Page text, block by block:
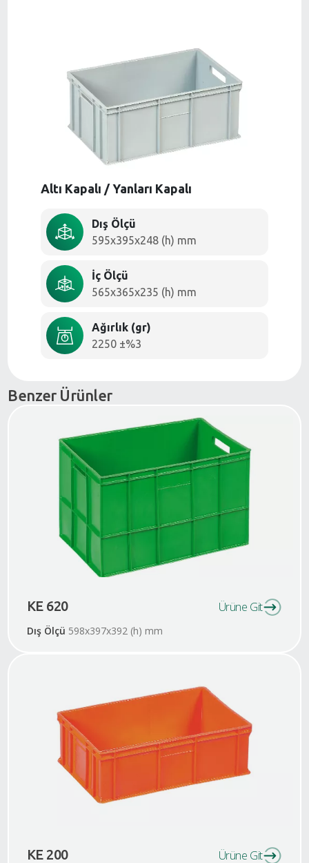
Altı Kapalı / Yanları Kapalı
Dış Ölçü
595x395x248 (h) mm
İç Ölçü
565x365x235 (h) mm
Ağırlık (gr)
2250 ±%3
Benzer Ürünler
KE 620
Dış Ölçü 598x397x392 (h) mm
Ürüne Git
KE 200 Ürüne Git